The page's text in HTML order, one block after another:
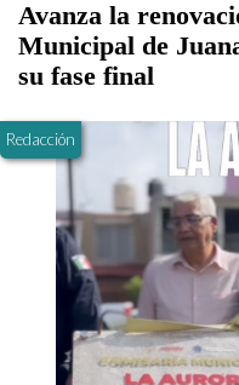
Avanza la
Municipal de
su fase final
Redacción